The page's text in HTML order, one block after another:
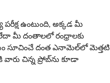
ఉంటుంది, అక్కడ మీ
లేదా మీ దంతాలలో రంధ్రాలకు
సూచించే దంత ఎనామెల్‌లో మెత్తటి
చిన్న ప్రోబ్‌ను కూడా